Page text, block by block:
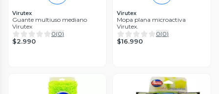
Virutex
Guante multiuso mediano
Virutex
0(0)
$2.990
Virutex
Mopa plana microactiva
Virutex.
0(0)
$16.990